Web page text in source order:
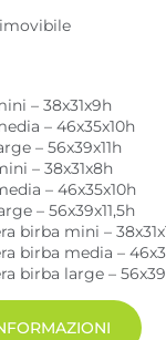
– 38x31x9h
– 46x35x10h
– 56x39x11h
– 38x31x8h
– 46x35x10h
– 56x39x11,5h
birba mini –
birba media –
birba large –